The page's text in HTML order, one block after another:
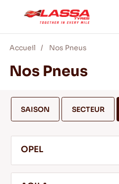
TOUS LES PNEUS LASSA
BLOG & VIDEOS
Accueil Nos Pneus
Nos Pneus
SAISON SECTEUR
OPEL